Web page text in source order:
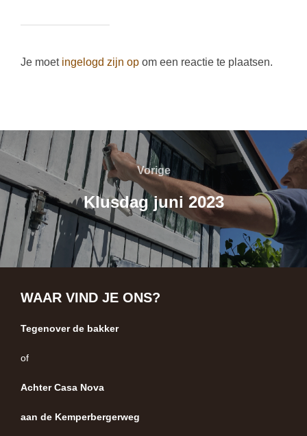
Je moet ingelogd zijn op om een reactie te plaatsen.
BERICHT
NAVIGATIE
Vorige
Vorige
Klusdag juni 2023
WAAR VIND JE ONS?
Tegenover de bakker
of
Achter Casa Nova
aan de Kemperbergerweg